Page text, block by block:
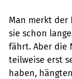
Man merkt der
sie schon
fährt. Aber die
teilweise erst
haben,